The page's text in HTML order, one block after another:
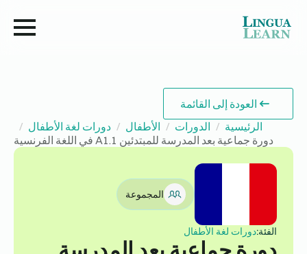
العودة إلى القائمة
الرئيسية
الدورات الأطفال
دورات لغة الأطفال
دورة جماعية بعد المدرسة للمبتدئين A1.1 في اللغة الفرنسية
المجموعة
الفئة:دورات لغة الأطفال